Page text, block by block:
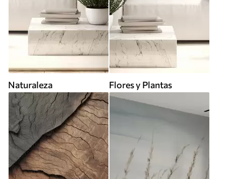
Naturaleza Flores y Plantas